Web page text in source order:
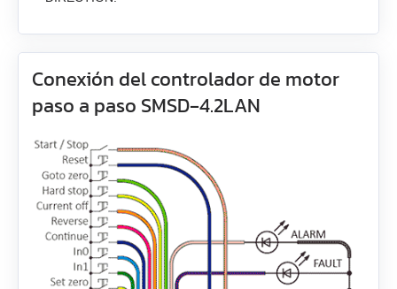
Conexión del controlador de motor
paso a paso SMSD‑4.2LAN